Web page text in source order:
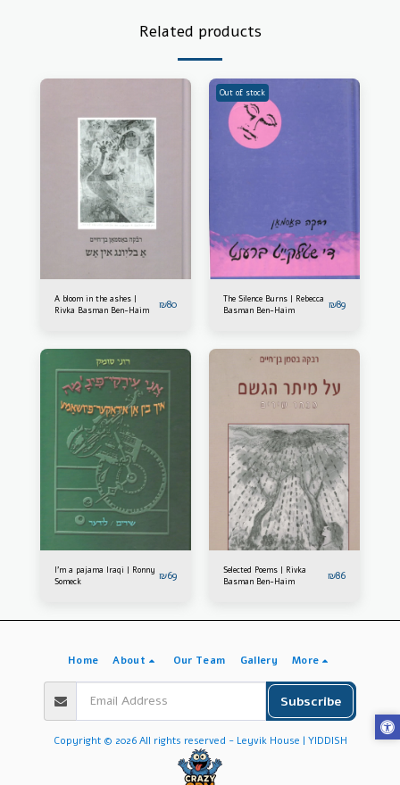
Related products
A bloom in the ashes |
Rivka Basman Ben-Haim
₪80
Out of stock
The Silence Burns | Rebecca
Basman Ben-Haim
₪89
I'm a pajama Iraqi | Ronny
Someck
₪69
Selected Poems | Rivka
Basman Ben-Haim
₪86
Home About Our Team Gallery More
Subscribe
Copyright © 2026 All rights reserved - Leyvik House | YIDDISH